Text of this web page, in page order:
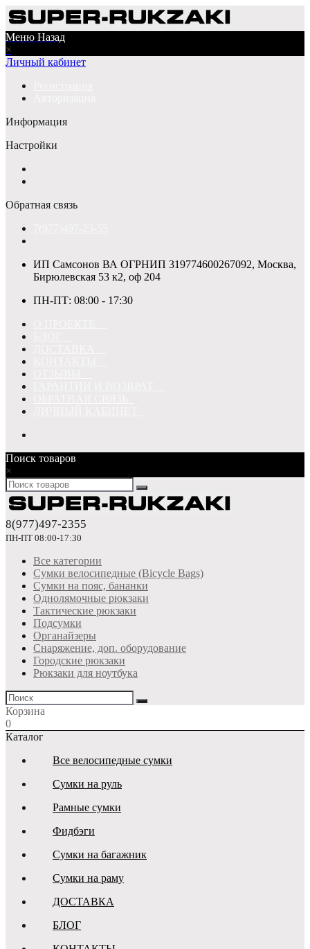
Меню Назад
×
Личный кабинет
Информация
Настройки
Обратная связь
ИП Самсонов ВА ОГРНИП 319774600267092, Москва,
Бирюлевская 53 к2, оф 204
ПН-ПТ: 08:00 - 17:30
Поиск товаров
×
8(977)497-2355
ПН-ПТ 08:00-17:30
Все категории
Сумки велосипедные (Bicycle Bags)
Сумки на пояс, бананки
Однолямочные рюкзаки
Тактические рюкзаки
Подсумки
Органайзеры
Снаряжение, доп. оборудование
Городские рюкзаки
Рюкзаки для ноутбука
Корзина
0
Каталог
Все велосипедные сумки
Сумки на руль
Рамные сумки
Фидбэги
Сумки на багажник
Сумки на раму
ДОСТАВКА
БЛОГ